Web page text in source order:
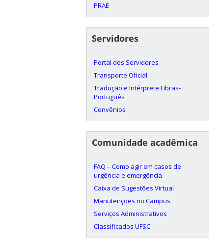
PRAE
Servidores
Portal dos Servidores
Transporte Oficial
Tradução e Intérprete Libras-
Português
Convênios
Comunidade acadêmica
FAQ – Como agir em casos de
urgência e emergência
Caixa de Sugestões Virtual
Manutenções no Campus
Serviços Administrativos
Classificados UFSC